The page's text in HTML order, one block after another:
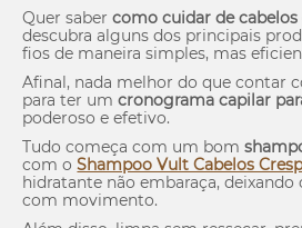
Quer sabercomo cuidar de cabelos
descubra alguns dos principais
fios de maneira simples, mas
Afinal, nada melhor do que contar
para ter umcronograma capilar
poderoso e efetivo.
Tudo começa com um bom
com oShampoo Vult Cabelos
hidratante não embaraça, deixando
com movimento.